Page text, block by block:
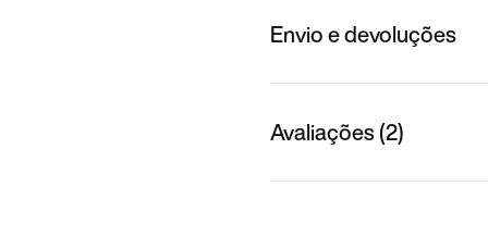
Envio e devoluções
Avaliações (2)